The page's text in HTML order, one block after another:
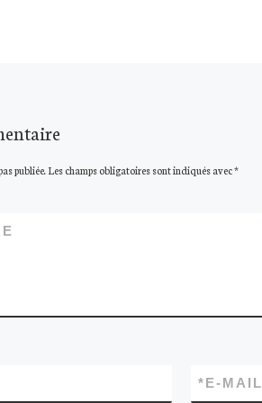
publiée.Les champs obligatoires sont indiqués avec*
E-MAIL
*